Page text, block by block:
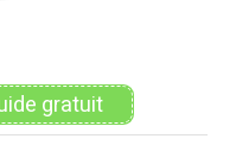
gratuit